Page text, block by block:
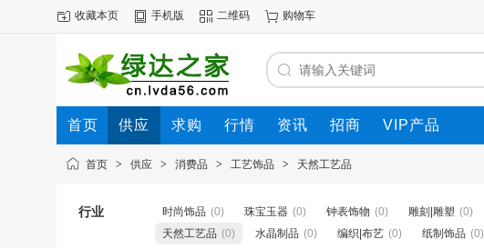
收藏本页 手机版 二维码 购物车
首页 供应 求购 行情 资讯 招商 VIP产品
首页 > 供应 > 消费品 > 工艺饰品 > 天然工艺品
行业 时尚饰品 (0) 珠宝玉器 (0) 钟表饰物 (0) 雕刻|雕塑 (0)
天然工艺品 (0) 水晶制品 (0) 编织|布艺 (0) 纸制饰品 (0)